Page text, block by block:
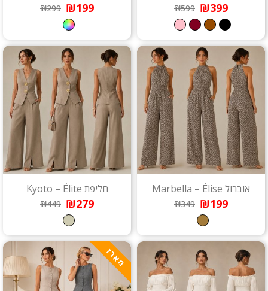
₪399
₪599
₪199
₪299
אוברול Marbella – Élise
₪199
₪349
חליפת Kyoto – Élite
₪279
₪449
מארז